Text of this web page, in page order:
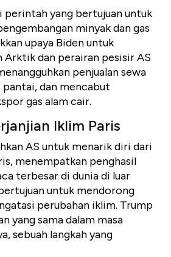
perintah yang bertujuan untuk
minyak dan gas
upaya Biden untuk
Arktik dan perairan pesisir AS
penjualan sewa
pantai, dan mencabut
gas alam cair.
Iklim Paris
AS untuk menarik diri dari
menempatkan penghasil
terbesar di dunia di luar
untuk mendorong
perubahan iklim. Trump
yang sama dalam masa
sebuah langkah yang